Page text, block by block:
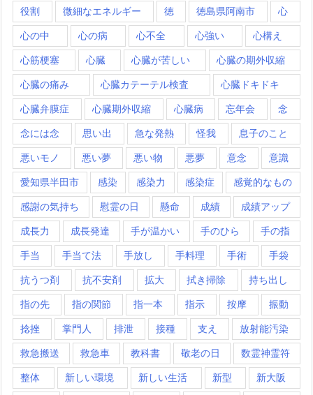
役割 微細なエネルギー 徳 徳島県阿南市 心
心の中 心の病 心不全 心強い 心構え
心筋梗塞 心臓 心臓が苦しい 心臓の期外収縮
心臓の痛み 心臓カテーテル検査 心臓ドキドキ
心臓弁膜症 心臓期外収縮 心臓病 忘年会 念
念には念 思い出 急な発熱 怪我 息子のこと
悪いモノ 悪い夢 悪い物 悪夢 意念 意識
愛知県半田市 感染 感染力 感染症 感覚的なもの
感謝の気持ち 慰霊の日 懸命 成績 成績アップ
成長力 成長発達 手が温かい 手のひら 手の指
手当 手当て法 手放し 手料理 手術 手袋
抗うつ剤 抗不安剤 拡大 拭き掃除 持ち出し
指の先 指の関節 指一本 指示 按摩 振動
捻挫 掌門人 排泄 接種 支え 放射能汚染
救急搬送 救急車 教科書 敬老の日 数霊神霊符
整体 新しい環境 新しい生活 新型 新大阪